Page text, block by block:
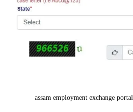
assam employment exchange